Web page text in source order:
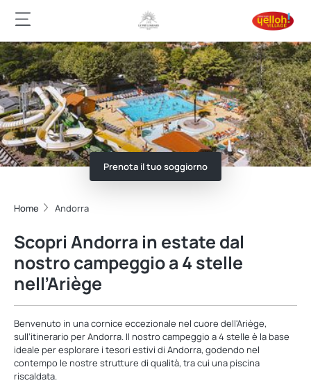
Prenota il tuo soggiorno
Home Andorra
Scopri Andorra in estate dal
nostro campeggio a 4 stelle
nell’Ariège
Benvenuto in una cornice eccezionale nel cuore dell'Ariège,
sull’itinerario per Andorra. Il nostro campeggio a 4 stelle è la base
ideale per esplorare i tesori estivi di Andorra, godendo nel
contempo le nostre strutture di qualità, tra cui una piscina
riscaldata.